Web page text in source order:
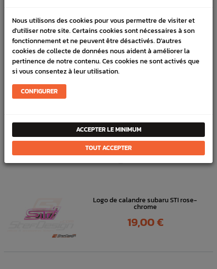
SCHÉMA CONSTRUCTEUR
Marque :SUBARU
Référence :4466
FICHE TECHNIQUE
Carrosserie
Pièces origine constructeur
DANSLA MÊME
CATÉGORIE
Logo de calandre subaru STI rose-
chrome
Prix
19,00 €
Nous utilisons des cookies pour vous permettre de visiter et
d'utiliser notre site. Certains cookies sont nécessaires à son
fonctionnement et ne peuvent être désactivés. D'autres
cookies de collecte de données nous aident à améliorer la
pertinence de notre contenu. Ces cookies ne sont activés que
si vous consentez à leur utilisation.
CONFIGURER
ACCEPTER LE MINIMUM
TOUT ACCEPTER